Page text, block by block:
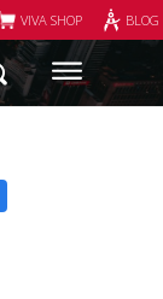
VIVA SHOP